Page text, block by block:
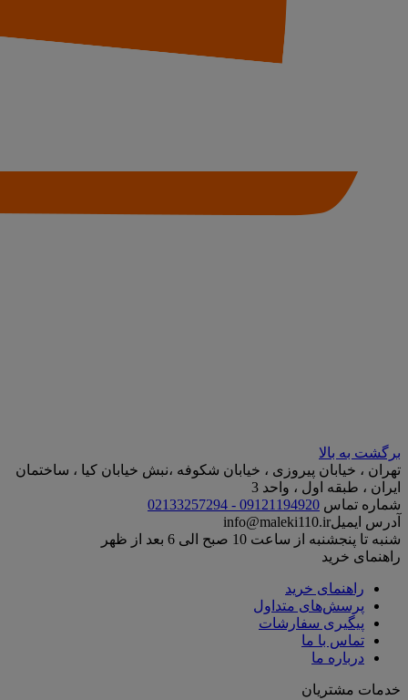
برگشت به بالا
تهران ، خیابان پیروزی ، خیابان شکوفه ،نبش خیابان کیا ، ساختمان
ایران ، طبقه اول ، واحد 3
شماره تماس 09121194920 - 02133257294
آدرس ایمیلinfo@maleki110.ir
شنبه تا پنجشنبه از ساعت 10 صبح الی 6 بعد از ظهر
راهنمای خرید
راهنمای خرید
پرسش‌های متداول
پیگیری سفارشات
تماس با ما
درباره ما
خدمات مشتریان